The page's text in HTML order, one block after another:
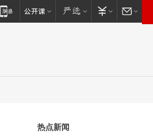
热点新闻